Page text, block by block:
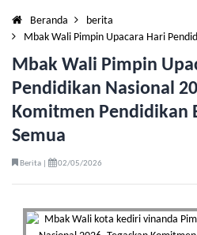
Beranda
berita
Mbak Wali Pimpin Upacara Hari
Mbak Wali Pimpin
Pendidikan Nasional
Komitmen Pendidikan
Semua
Berita | 02/05/2026